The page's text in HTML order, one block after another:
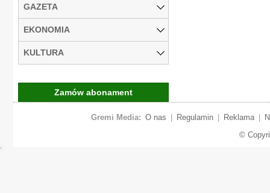
GAZETA
EKONOMIA
KULTURA
Zamów abonament
Gremi Media: O nas Regulamin Reklama
©